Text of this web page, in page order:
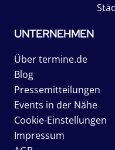
UNTERNEHMEN
Über termine.de
Blog
Pressemitteilungen
Events in der Nähe
Cookie-Einstellungen
Impressum